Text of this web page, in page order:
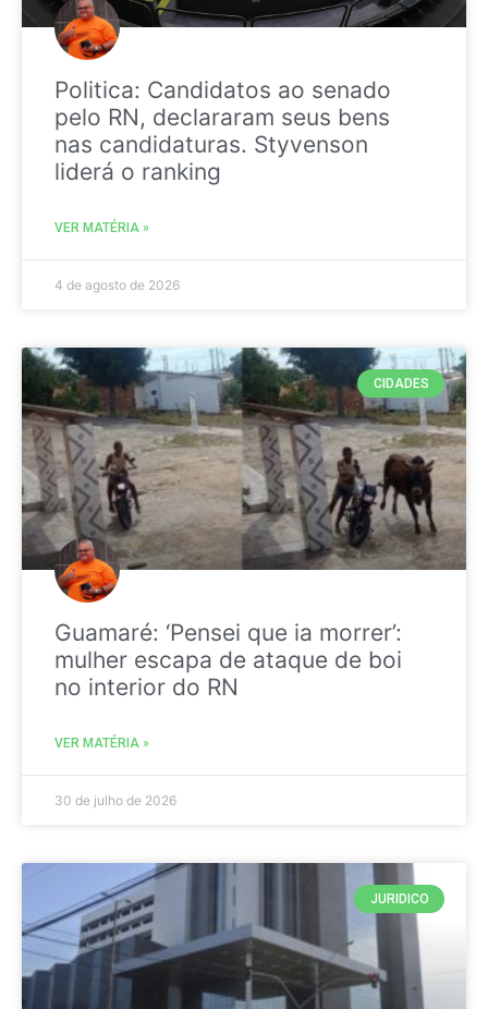
Politica: Candidatos ao senado
pelo RN, declararam seus bens
nas candidaturas. Styvenson
liderá o ranking
VER MATÉRIA »
4 de agosto de 2026
CIDADES
Guamaré: ‘Pensei que ia morrer’:
mulher escapa de ataque de boi
no interior do RN
VER MATÉRIA »
30 de julho de 2026
JURIDICO